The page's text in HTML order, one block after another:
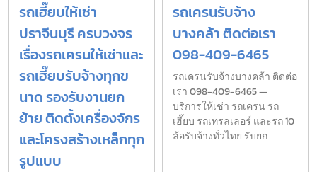
รถเฮี๊ยบให้เช่า
ปราจีนบุรี ครบวงจร
เรื่องรถเครนให้เช่าและ
รถเฮี๊ยบรับจ้างทุกข
นาด รองรับงานยก
ย้าย ติดตั้งเครื่องจักร
และโครงสร้างเหล็กทุก
รูปแบบ
รถเครนรับจ้าง
บางคล้า ติดต่อเรา
098-409-6465
รถเครนรับจ้างบางคล้า ติดต่อ
เรา 098-409-6465 —
บริการให้เช่า รถเครน รถ
เฮี๊ยบ รถเทรลเลอร์ และรถ 10
ล้อรับจ้างทั่วไทย รับยก